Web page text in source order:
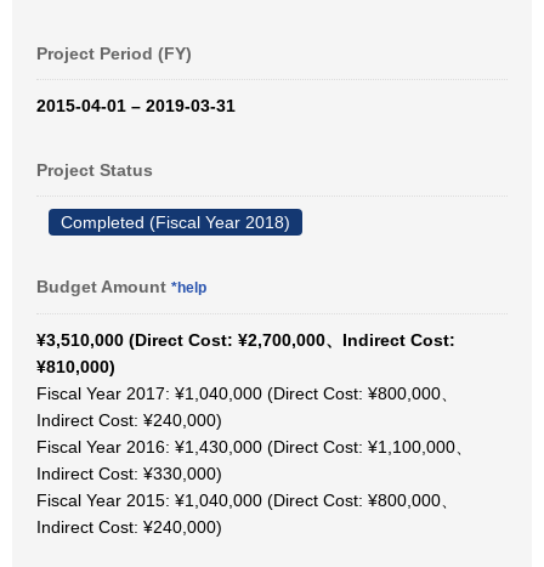
Project Period (FY)
2015-04-01 – 2019-03-31
Project Status
Completed (Fiscal Year 2018)
Budget Amount *help
¥3,510,000 (Direct Cost: ¥2,700,000、Indirect Cost:
¥810,000)
Fiscal Year 2017: ¥1,040,000 (Direct Cost: ¥800,000、
Indirect Cost: ¥240,000)
Fiscal Year 2016: ¥1,430,000 (Direct Cost: ¥1,100,000、
Indirect Cost: ¥330,000)
Fiscal Year 2015: ¥1,040,000 (Direct Cost: ¥800,000、
Indirect Cost: ¥240,000)